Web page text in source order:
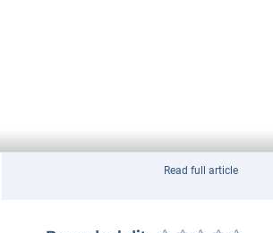
Read full article